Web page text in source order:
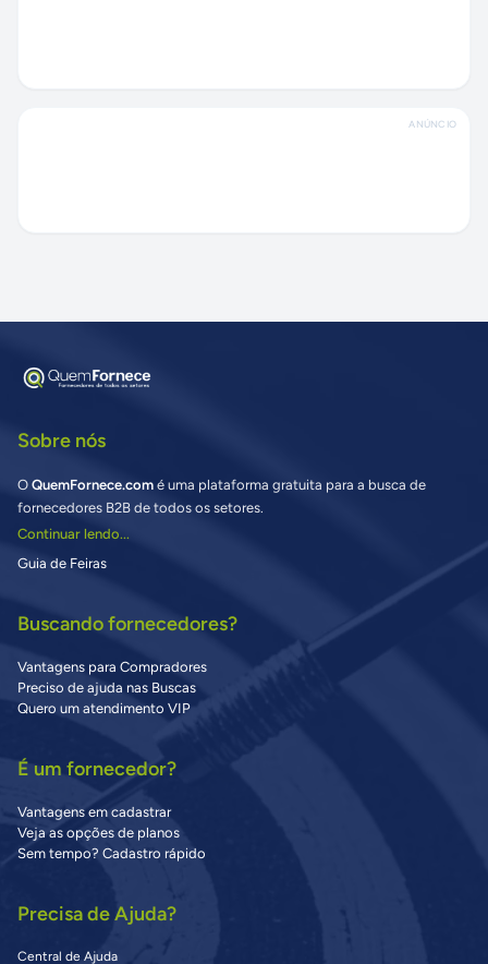
ANÚNCIO
Sobre nós
O QuemFornece.com é uma plataforma gratuita para a busca de
fornecedores B2B de todos os setores.
Continuar lendo...
Guia de Feiras
Buscando fornecedores?
Vantagens para Compradores
Preciso de ajuda nas Buscas
Quero um atendimento VIP
É um fornecedor?
Vantagens em cadastrar
Veja as opções de planos
Sem tempo? Cadastro rápido
Precisa de Ajuda?
Central de Ajuda